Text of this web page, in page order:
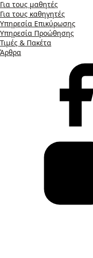
Για τους μαθητές
Για τους καθηγητές
Υπηρεσία Επικύρωσης
Υπηρεσία Προώθησης
Τιμές & Πακέτα
Άρθρα